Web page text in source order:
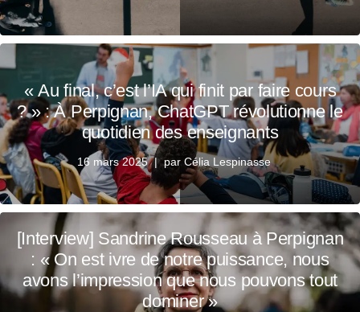
« Au final, c’est l’IA qui finit par faire cours
? » : À Perpignan, ChatGPT révolutionne le
quotidien des enseignants
16 mars 2025 par Célia Lespinasse
[Interview] Sandrine Rousseau à Perpignan
: « On est ivre de notre puissance, nous
avons l’impression que nous pouvons tout
dominer »